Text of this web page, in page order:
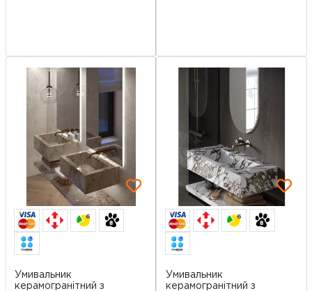
6
Умивальник
керамогранітний з
6
Умивальник
керамогранітний з